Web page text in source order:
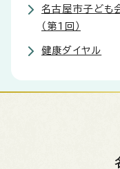
名古屋市子ども
（第1回）
健康ダイヤル